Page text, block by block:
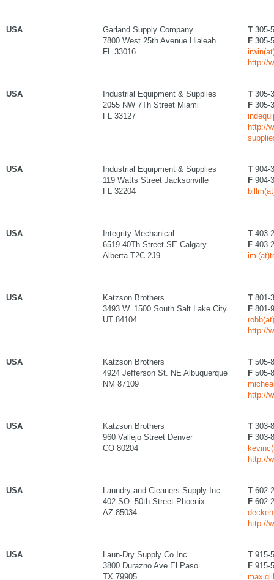
USA
Garland Supply Company
7800 West 25th Avenue Hialeah
FL 33016
T 305-
F 305-
http://
USA
Industrial Equipment & Supplies
2055 NW 7Th Street Miami
FL 33127
T 305-
F 305-
http://
USA
Industrial Equipment & Supplies
119 Watts Street Jacksonville
FL 32204
T 904-
F 904-
USA
Integrity Mechanical
6519 40Th Street SE Calgary
Alberta T2C 2J9
T 403-
F 403-
USA
Katzson Brothers
3493 W. 1500 South Salt Lake City
UT 84104
T 801-
F 801-
http://
USA
Katzson Brothers
4924 Jefferson St. NE Albuquerque
NM 87109
T 505-
F 505-
http://
USA
Katzson Brothers
960 Vallejo Street Denver
CO 80204
T 303-
F 303-
http://
USA
Laundry and Cleaners Supply Inc
402 SO. 50th Street Phoenix
AZ 85034
T 602-
F 602-
http://
USA
Laun-Dry Supply Co Inc
3800 Durazno Ave El Paso
TX 79905
T 915-
F 915-